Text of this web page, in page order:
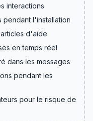
interactions
pendant l'installation
d'aide
en temps réel
dans les messages
pendant les
pour le risque de